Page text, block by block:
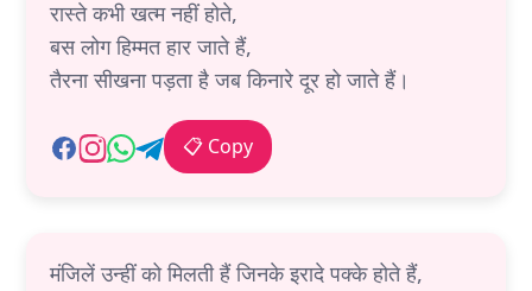
रास्ते कभी खत्म नहीं होते,
बस लोग हिम्मत हार जाते हैं,
तैरना सीखना पड़ता है जब किनारे दूर हो जाते हैं।
📋 Copy
मंजिलें उन्हीं को मिलती हैं जिनके इरादे पक्के होते हैं,